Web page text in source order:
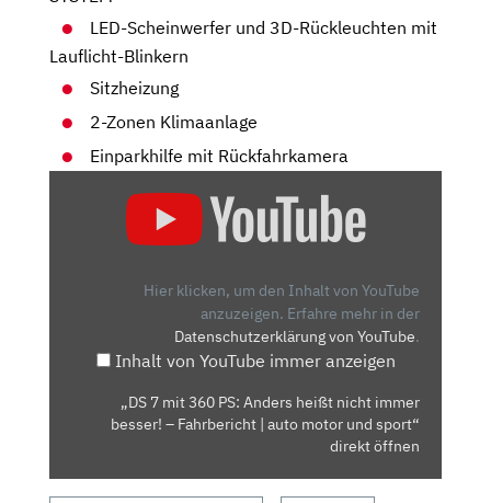
LED-Scheinwerfer und 3D-Rückleuchten mit
Lauflicht-Blinkern
Sitzheizung
2-Zonen Klimaanlage
Einparkhilfe mit Rückfahrkamera
ICHT I
ESSER! –
A
Hier klicken, um den Inhalt von YouTube
anzuzeigen. Erfahre mehr in der
Datenschutzerklärung von YouTube.
Inhalt von YouTube immer anzeigen
„DS 7 mit 360 PS: Anders heißt nicht immer
besser! – Fahrbericht | auto motor und sport“
direkt öffnen